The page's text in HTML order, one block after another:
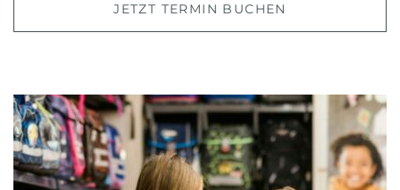
JETZT TERMIN BUCHEN